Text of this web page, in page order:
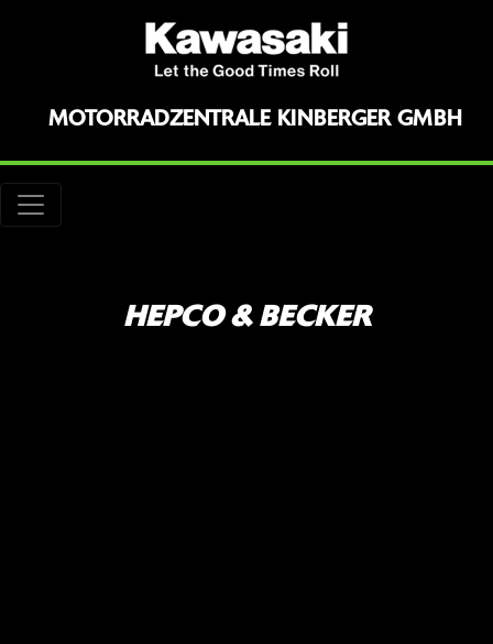
MOTORRADZENTRALE KINBERGER GMBH
HEPCO & BECKER